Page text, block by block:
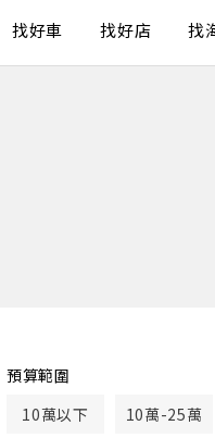
找好車 找好店 找
預算範圍
10萬以下
10萬-25萬